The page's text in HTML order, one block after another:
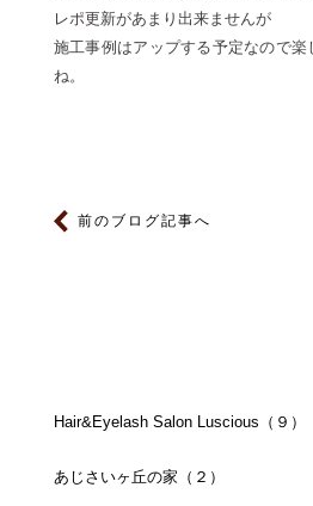
レポ更新があまり出来ませんが
施工事例はアップする予定なので
ね。
前のブログ記事へ
Hair&Eyelash Salon Luscious（９）
あじさいヶ丘の家（２）